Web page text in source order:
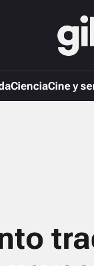
CienciaCine y